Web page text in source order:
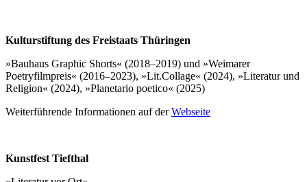
Kulturstiftung des Freistaats Thüringen
»Bauhaus Graphic Shorts« (2018–2019) und »Weimarer
Poetryfilmpreis« (2016–2023), »Lit.Collage« (2024), »Literatur und
Religion« (2024), »Planetario poetico« (2025)
Weiterführende Informationen auf derWebseite
Kunstfest Tiefthal